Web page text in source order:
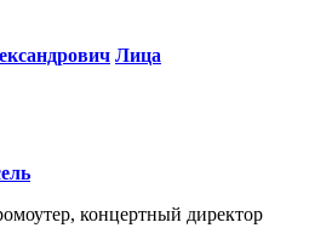
Лица
концертный директор